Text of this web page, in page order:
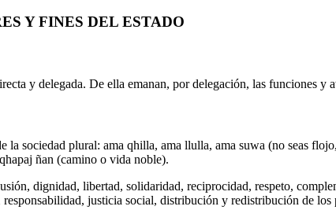
Y FINES DEL ESTADO
y delegada. De ella emanan, por delegación, las funciones
sociedad plural: ama qhilla, ama llulla, ama suwa (no seas
ñan (camino o vida noble).
dignidad, libertad, solidaridad, reciprocidad, respeto,
justicia social, distribución y redistribución de